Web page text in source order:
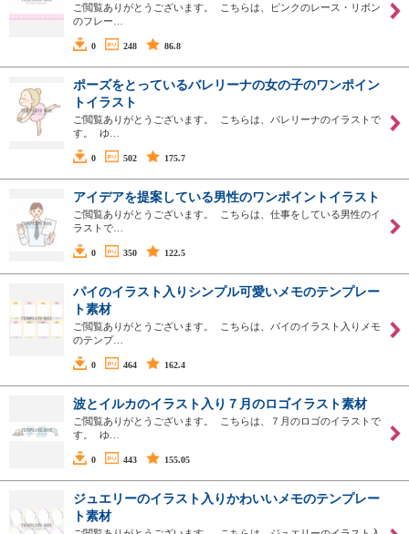
ご閲覧ありがとうございます。 こちらは、ピンクのレース・リボン
のフレー…
0 248 86.8
ポーズをとっているバレリーナの女の子のワンポイン
トイラスト
ご閲覧ありがとうございます。 こちらは、バレリーナのイラストで
す。 ゆ…
0 502 175.7
アイデアを提案している男性のワンポイントイラスト
ご閲覧ありがとうございます。 こちらは、仕事をしている男性のイ
ラストで…
0 350 122.5
パイのイラスト入りシンプル可愛いメモのテンプレー
ト素材
ご閲覧ありがとうございます。 こちらは、パイのイラスト入りメモ
のテンプ…
0 464 162.4
波とイルカのイラスト入り７月のロゴイラスト素材
ご閲覧ありがとうございます。 こちらは、７月のロゴのイラストで
す。 ゆ…
0 443 155.05
ジュエリーのイラスト入りかわいいメモのテンプレー
ト素材